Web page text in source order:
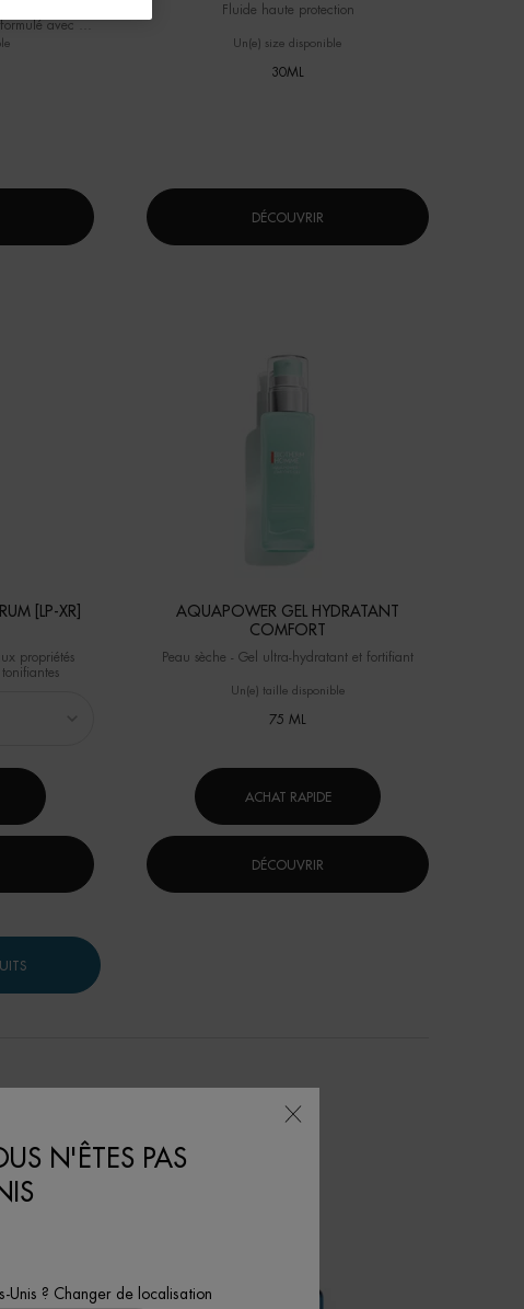
avec de
et de la
Fluide haute protection
Un(e) size disponible
30ML
DÉCOUVRIR
[LP-XR]
propriétés
tonifiantes
AQUAPOWER GEL HYDRATANT
COMFORT
Peau sèche - Gel ultra-hydratant et fortifiant
Un(e) taille disponible
75 ML
ACHAT RAPIDE
DÉCOUVRIR
N'ÊTES PAS
Unis ? Changer de localisation